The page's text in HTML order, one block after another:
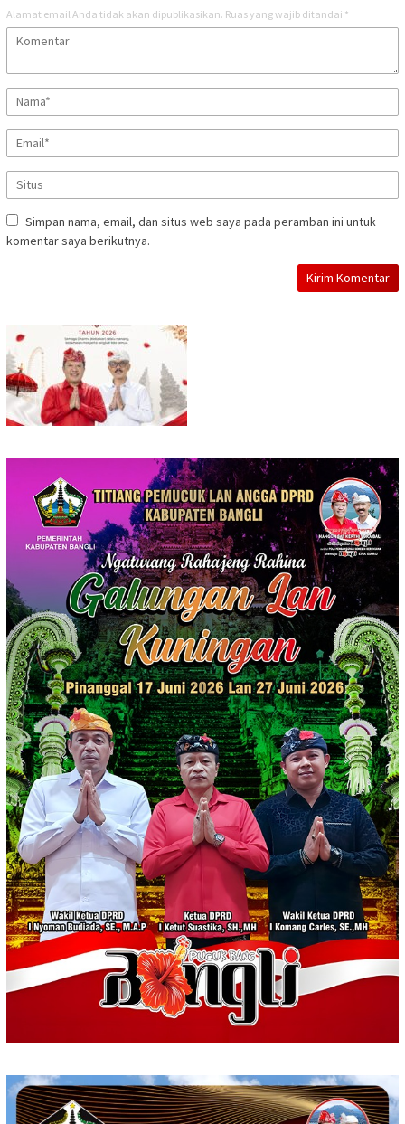
Alamat email Anda tidak akan dipublikasikan. Ruas yang wajib ditandai *
Simpan nama, email, dan situs web saya pada peramban ini untuk
komentar saya berikutnya.